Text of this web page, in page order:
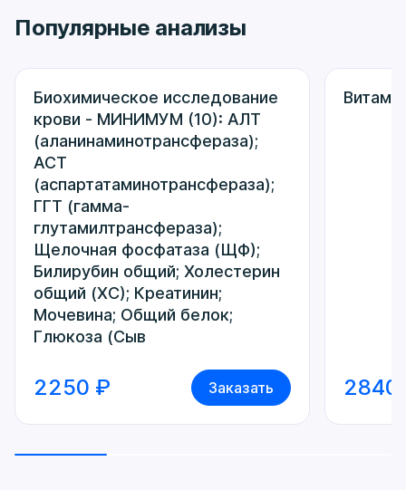
Популярные анализы
Биохимическое исследование
крови - МИНИМУМ (10): АЛТ
(аланинаминотрансфераза);
АСТ
(аспартатаминотрансфераза);
ГГТ (гамма-
глутамилтрансфераза);
Щелочная фосфатаза (ЩФ);
Билирубин общий; Холестерин
общий (ХС); Креатинин;
Мочевина; Общий белок;
Глюкоза (Сыв
2250 ₽ Заказать 2840